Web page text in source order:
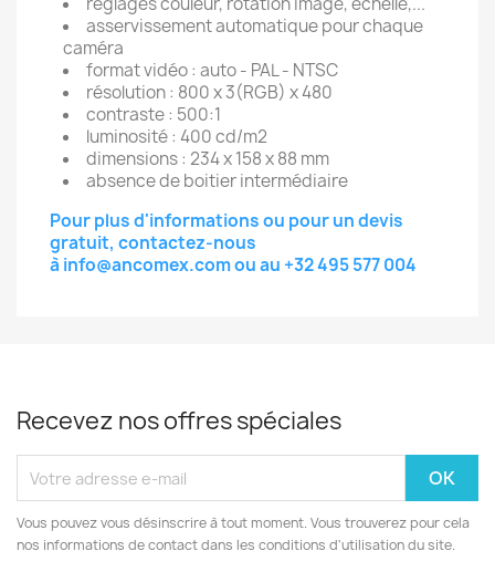
asservissement automatique pour chaque
caméra
format vidéo : auto - PAL - NTSC
résolution : 800 x 3(RGB) x 480
contraste : 500:1
luminosité : 400 cd/m2
dimensions : 234 x 158 x 88 mm
absence de boitier intermédiaire
Pour plus d'informations ou pour un devis
gratuit, contactez-nous
à info@ancomex.comou au +32 495 577 004
Recevez nos offres spéciales
Vous pouvez vous désinscrire à tout moment. Vous trouverez pour cela
nos informations de contact dans les conditions d'utilisation du site.